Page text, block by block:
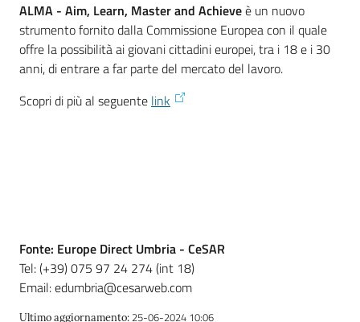
Promuovere
l'Impresa
e
il
L'Impresa
Digitale
ALMA - Aim, Learn, Master and Achieveè un nuovo
strumento fornito dalla Commissione Europea con il quale
offre la possibilità ai giovani cittadini europei, tra i 18 e i 30
anni, di entrare a far parte del mercato del lavoro.
Scopri di più al seguente link
Fonte: Europe Direct Umbria - CeSAR
Tel: (+39) 075 97 24 274 (int 18)
Email: edumbria@cesarweb.com
Ultimo aggiornamento: 25-06-2024 10:06